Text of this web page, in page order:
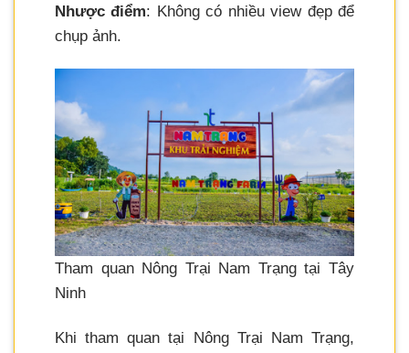
Nhược điểm: Không có nhiều view đẹp để
chụp ảnh.
Tham quan Nông Trại Nam Trạng tại Tây
Ninh
Khi tham quan tại Nông Trại Nam Trạng,